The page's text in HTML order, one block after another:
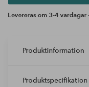
Levereras om 3-4 vardagar
Produktinformation
Produktspecifikation